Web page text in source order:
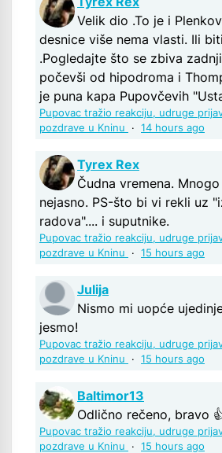
Velik dio .To je i
desnice više nema vlasti. Ili
.Pogledajte što se zbiva
počevši od hipodroma i
je puna kapa Pupovčevih
Pupovac tražio reakciju, udruge
pozdrave u Kninu
· 14 hours ago
Tyrex Rex
Čudna vremena.
nejasno. PS-što bi vi rekli uz
radova".... i suputnike.
Pupovac tražio reakciju, udruge
pozdrave u Kninu
· 15 hours ago
Julija
Nismo mi uopće
jesmo!
Pupovac tražio reakciju, udruge
pozdrave u Kninu
· 15 hours ago
Baltimor13
Odlično rečeno, bravo
Pupovac tražio reakciju, udruge
pozdrave u Kninu
· 15 hours ago